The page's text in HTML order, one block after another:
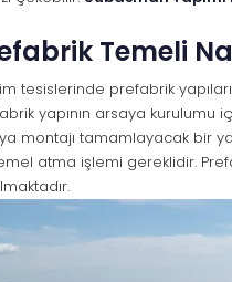
Temeli
tesislerinde prefabrik
yapının arsaya
montajı tamamlayacak bir
atma işlemi gereklidir.